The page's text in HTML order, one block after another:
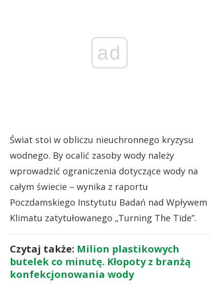
ad
Świat stoi w obliczu nieuchronnego kryzysu
wodnego. By ocalić zasoby wody należy
wprowadzić ograniczenia dotyczące wody na
całym świecie – wynika z raportu
Poczdamskiego Instytutu Badań nad Wpływem
Klimatu zatytułowanego „Turning The Tide”.
Czytaj także: Milion plastikowych
butelek co minutę. Kłopoty z branżą
konfekcjonowania wody